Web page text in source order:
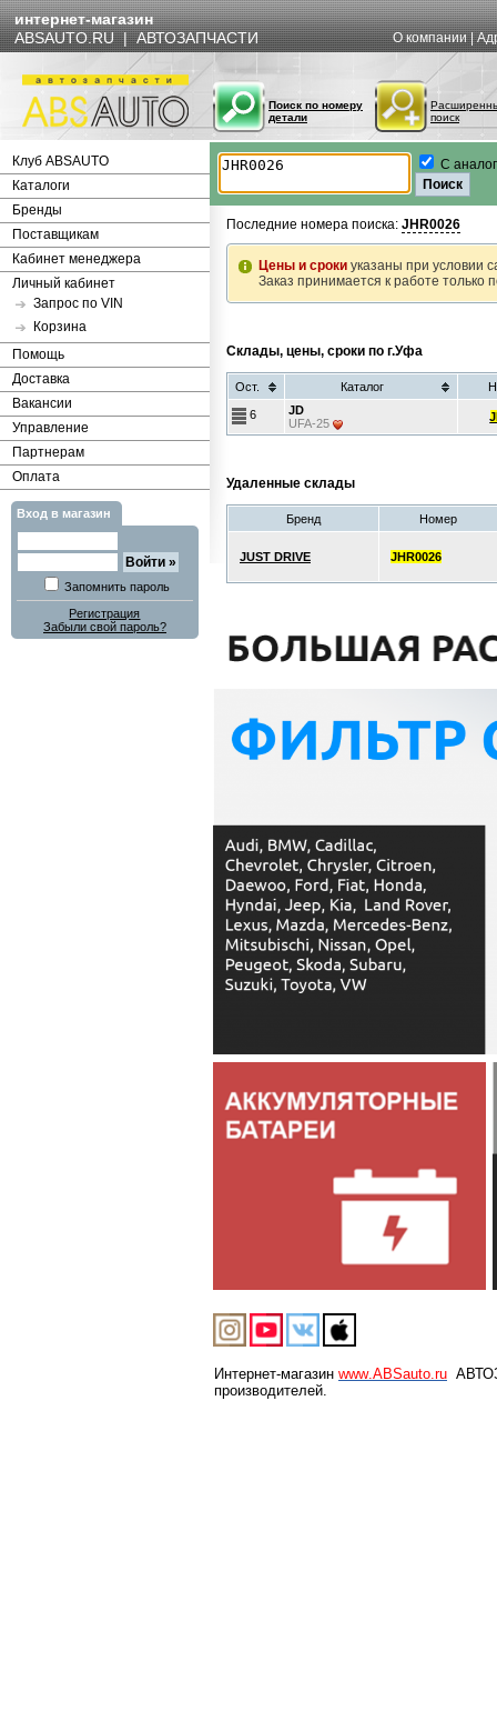
интернет-магазин
ABSAUTO.RU | АВТОЗАПЧАСТИ
О компании|
Поиск по номеру
детали
поиск
Клуб ABSAUTO
Каталоги
Бренды
Поставщикам
Кабинет менеджера
Личный кабинет
Запрос по VIN
Корзина
Помощь
Доставка
Вакансии
Управление
Партнерам
Оплата
Вход в магазин
Запомнить пароль
Регистрация
Забыли свой пароль?
С
Последние номера поиска: JHR0026
Цены и срокиуказаны при условии
Заказ принимается к работе только
Склады, цены, сроки по г.Уфа
Ост. Каталог
6
JD
UFA-25
Удаленные склады
Бренд Номер
JUST DRIVE JHR0026
Интернет-магазин www.ABSauto.ru
производителей.